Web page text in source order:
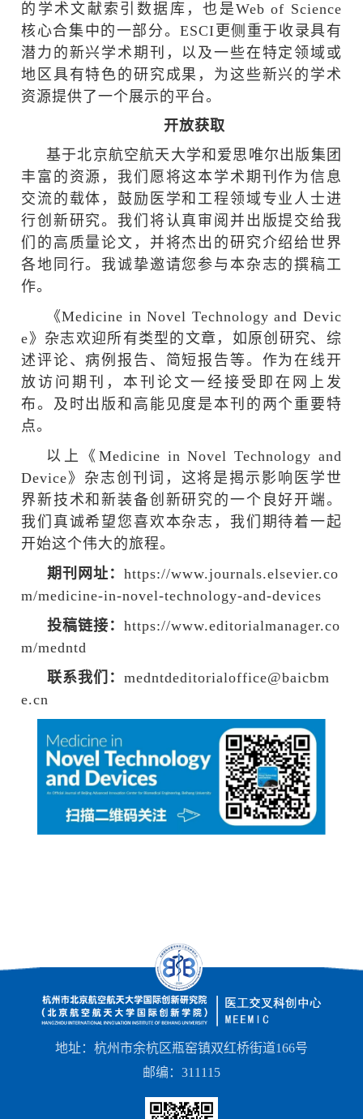
的学术文献索引数据库，也是Web of Science
核心合集中的一部分。ESCI 更侧重于收录具有
潜力的新兴学术期刊，以及一些在特定领域或
地区具有特色的研究成果，为这些新兴的学术
资源提供了一个展示的平台。
开放获取
基于北京航空航天大学和爱思唯尔出版集团
丰富的资源，我们愿将这本学术期刊作为信息
交流的载体，鼓励医学和工程领域专业人士进
行创新研究。我们将认真审阅并出版提交给我
们的高质量论文，并将杰出的研究介绍给世界
各地同行。我诚挚邀请您参与本杂志的撰稿工
作。
《Medicine in Novel Technology and Devic
e》杂志欢迎所有类型的文章，如原创研究、综
述评论、病例报告、简短报告等。作为在线开
放访问期刊，本刊论文一经接受即在网上发
布。及时出版和高能见度是本刊的两个重要特
点。
以上《 Medicine in Novel Technology and
Device》杂志创刊词，这将是揭示影响医学世
界新技术和新装备创新研究的一个良好开端。
我们真诚希望您喜欢本杂志，我们期待着一起
开始这个伟大的旅程。
期刊网址：https://www.journals.elsevier.co
m/medicine-in-novel-technology-and-devices
投稿链接：https://www.editorialmanager.co
m/medntd
联系我们：medntdeditorialoffice@baicbm
e.cn
地址：杭州市余杭区瓶窑镇双红桥街道166号
邮编：311115